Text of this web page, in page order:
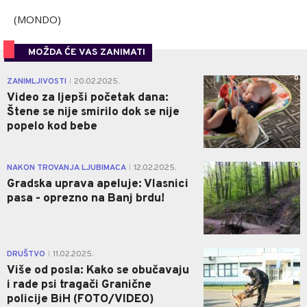
(MONDO)
MOŽDA ĆE VAS ZANIMATI
ZANIMLJIVOSTI 20.02.2025.
Video za ljepši početak dana:
Štene se nije smirilo dok se nije
popelo kod bebe
0
NAKON TROVANJA LJUBIMACA 12.02.2025.
Gradska uprava apeluje: Vlasnici
pasa - oprezno na Banj brdu!
0
DRUŠTVO 11.02.2025.
Više od posla: Kako se obučavaju
i rade psi tragači Granične
policije BiH (FOTO/VIDEO)